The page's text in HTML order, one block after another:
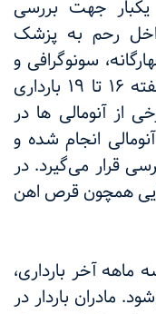
یکبار جهت بررسی
رحم به پزشک
سونوگرافی و
بررسی طول دهانه رحم باید در هفته ۱۶ تا ۱۹ بارداری
از آنومالی ها در
آنومالی انجام شده و
قرار می‌گیرد. در
همچون قرص اهن
آخر بارداری،
مادران باردار در